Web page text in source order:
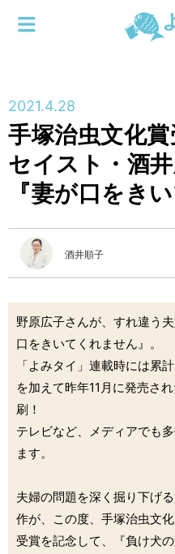
検
メニュ
2021.4.28
手塚治虫文化
セイスト・酒
『妻が口をき
酒井順子
野原広子さんが、すれ違う
口をきいてくれません』。
「よみタイ」連載時には累
を加えて昨年11月に発売さ
刷！
テレビなど、メディアでも
ます。
夫婦の問題を深く掘り下げ
作が、この度、手塚治虫文
受賞を記念して、『負け犬